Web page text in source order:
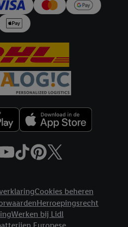
Cookies beheren
Herroepingsrecht
Werken bij Lidl
jouw gehashte e-mailadres en
of met identifiers waarover
worden toegewezen.
welke verwerkingsdoeleinden
informatie vinden over de
kies je voor de optie dat er enkel
stem je in met alle verwerkingen
van de gegevens en je recht om
moment in te trekken, vind je